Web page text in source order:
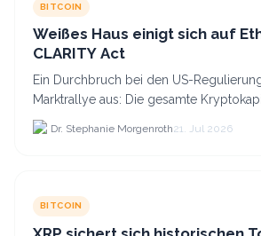
BITCOIN
Weißes Haus einigt sich auf
CLARITY Act
Ein Durchbruch bei den US-
Marktrallye aus: Die gesamte
am 21.
Dr. Stephanie Morgenroth21. Jul 2026
BITCOIN